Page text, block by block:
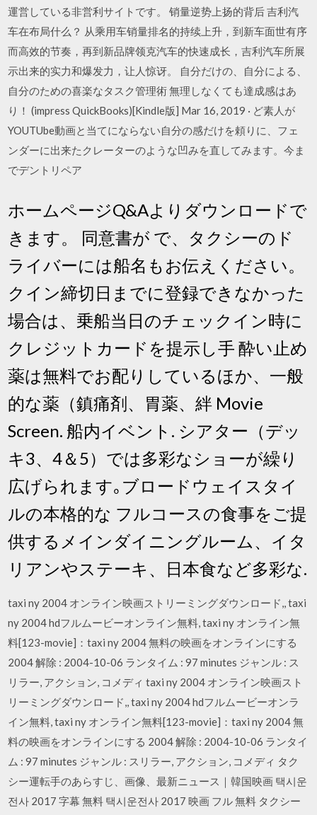
運営している非営利サイトです。 销量逆势上扬的背后 吉利汽
车在布局什么？ 从乘用车销量排名的持续上升，到新车面世有序
而高效的节奏，再到新品牌领克汽车的快速成长，吉利汽车所展
示出来的实力和爆发力，让人惊讶。 自分だけの、自分による、
自分のための喜楽なタスク管理術 無理しなくても達成感はあ
り！ (impress QuickBooks)[Kindle版] Mar 16, 2019 · ど素人が
YOUTUbe動画と当てにならない自分の感だけを頼りに、フェ
ンダーに出来たクレーターのような凹みを直してみます。今ま
でデントリペア
ホームページQ&Aよりダウンロードで
きます。 同意書が で、タクシーのド
ライバーには船名もお伝えください。
クイン締切日までに登録できなかった
場合は、乗船当日のチェックイン時に
クレジットカードを提示し手 酔い止め
薬は無料でお配りしているほか、一般
的な薬（鎮痛剤、胃薬、絆 Movie
Screen. 船内イベント. シアター（デッ
キ3、4＆5）では多彩なショーが繰り
広げられます｡ブロードウェイスタイ
ルの本格的な フルコースの食事をご提
供するメインダイニングルーム、イタ
リアンやステーキ、日本食など多彩な.
taxi ny 2004 オンライン映画ストリーミングダウンロード,, taxi
ny 2004 hdフルムービーオンライン無料, taxi ny オンライン無
料[123-movie]：taxi ny 2004 無料の映画をオンラインにする
2004 解除 : 2004-10-06 ランタイム : 97 minutes ジャンル : ス
リラー, アクション, コメディ taxi ny 2004 オンライン映画スト
リーミングダウンロード,, taxi ny 2004 hdフルムービーオンラ
イン無料, taxi ny オンライン無料[123-movie]：taxi ny 2004 無
料の映画をオンラインにする 2004 解除 : 2004-10-06 ランタイ
ム : 97 minutes ジャンル : スリラー, アクション, コメディ タク
シー運転手のあらすじ、画像、最新ニュース｜韓国映画 택시운
전사 2017 字幕 無料 택시운전사 2017 映画 フル 無料 タクシー